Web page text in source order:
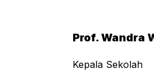
Prof. Wandra
Kepala Sekolah